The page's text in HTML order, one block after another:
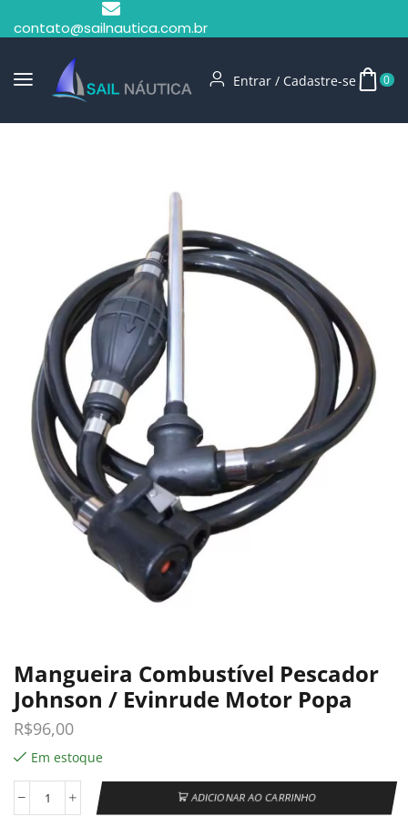
contato@sailnautica.com.br
Entrar / Cadastre-se 0
Mangueira Combustível Pescador
Johnson / Evinrude Motor Popa
R$96,00
Em estoque
ADICIONAR AO CARRINHO